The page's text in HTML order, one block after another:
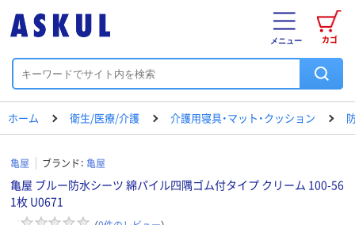
カゴ
メニュー
ホーム 衛生/医療/介護 介護用寝具・マット・クッション
亀屋 ブランド： 亀屋
亀屋 ブルー防水シーツ 綿パイル四隅ゴム付タイプ クリーム 100-56
1枚 U0671